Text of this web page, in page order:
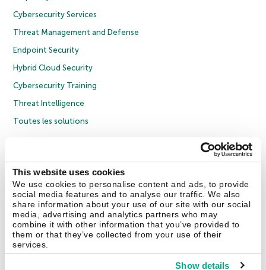
This website uses cookies
We use cookies to personalise content and ads, to provide
social media features and to analyse our traffic. We also
share information about your use of our site with our social
media, advertising and analytics partners who may
combine it with other information that you’ve provided to
them or that they’ve collected from your use of their
services.
Show details
Cybersecurity Services
Threat Management and Defense
Endpoint Security
Hybrid Cloud Security
Cybersecurity Training
Threat Intelligence
Toutes les solutions
Politique de confidentialité
Contrat de licence entreprises
Cookies
Nous contacter À propos Partenaires Blog Communiqués de presse
Securelist Eugene Personal Blog Encyclopédie de Kaspersky